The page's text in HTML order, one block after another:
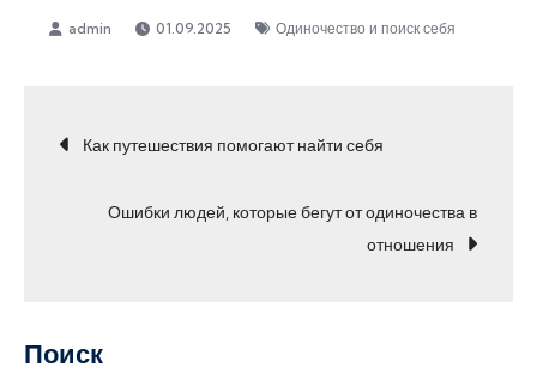
01.09.2025 Одиночество и поиск себя
Навигация
по
Как путешествия помогают найти себя
Ошибки людей, которые бегут от одиночества в
отношения
Поиск